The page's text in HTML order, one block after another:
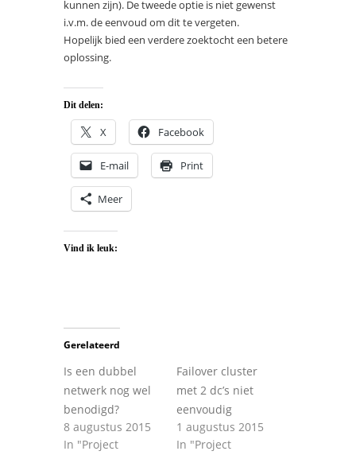
kunnen zijn). De tweede optie is niet gewenst
i.v.m. de eenvoud om dit te vergeten.
Hopelijk bied een verdere zoektocht een betere
oplossing.
Dit delen:
X Facebook
E-mail Print
Meer
Vind ik leuk:
Gerelateerd
Is een dubbel
netwerk nog wel
benodigd?
8 augustus 2015
In "Project
Failover cluster
met 2 dc’s niet
eenvoudig
1 augustus 2015
In "Project